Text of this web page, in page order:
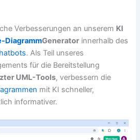
Verbesserungen an unserem KI
DiagrammGenerator innerhalb des
. Als Teil unseres
für die Bereitstellung
UML-Tools, verbessern die
mit KI schneller,
informativer.